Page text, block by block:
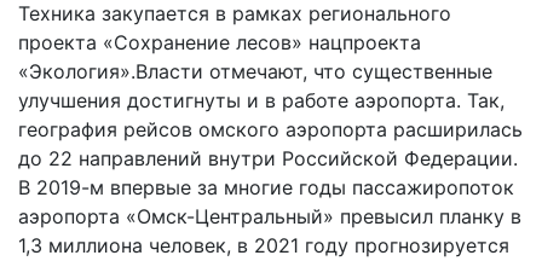
Техника закупается в рамках регионального
проекта «Сохранение лесов» нацпроекта
«Экология».Власти отмечают, что существенные
улучшения достигнуты и в работе аэропорта. Так,
география рейсов омского аэропорта расширилась
до 22 направлений внутри Российской Федерации.
В 2019-м впервые за многие годы пассажиропоток
аэропорта «Омск-Центральный» превысил планку в
1,3 миллиона человек, в 2021 году прогнозируется